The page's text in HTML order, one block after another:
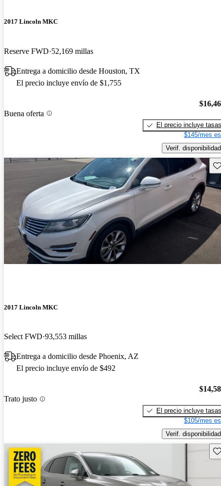
2017 Lincoln MKC
Reserve FWD 52,169 millas
Entrega a domicilio desde Houston, TX
El precio incluye envío de $1,755
Buena oferta
El precio incluye tasas
$145/mes
Verif. disponibilidad
2017 Lincoln MKC
Select FWD 93,553 millas
Entrega a domicilio desde Phoenix, AZ
El precio incluye envío de $492
Trato justo
El precio incluye tasas
$105/mes
Verif. disponibilidad